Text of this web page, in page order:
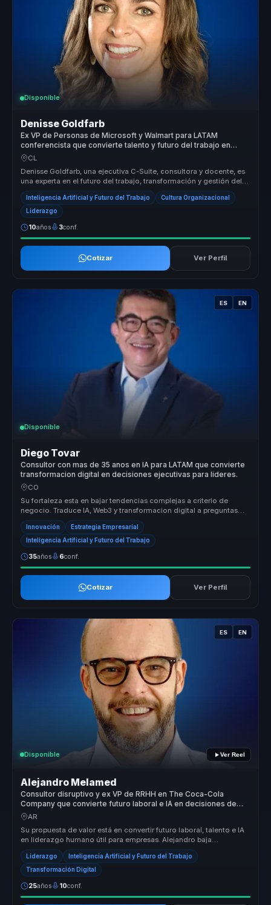
Disponible
Denisse Goldfarb
Ex VP de Personas de Microsoft y Walmart para LATAM
conferencista que convierte talento y futuro del trabajo en
claridad para empresas.
CL
Denisse Goldfarb, una ejecutiva C-Suite, consultora y docente, es
una experta en el futuro del trabajo, transformación y gestión del
tale...
Inteligencia Artificial y Futuro del Trabajo Cultura Organizacional
Liderazgo
10años 3conf.
Cotizar Ver Perfil
ES EN
Disponible
Diego Tovar
Consultor con mas de 35 anos en IA para LATAM que convierte
transformacion digital en decisiones ejecutivas para lideres.
CO
Su fortaleza esta en bajar tendencias complejas a criterio de
negocio. Traduce IA, Web3 y transformacion digital a preguntas
concretas so...
Innovación Estrategia Empresarial
Inteligencia Artificial y Futuro del Trabajo
35años 6conf.
Cotizar Ver Perfil
ES EN
Disponible Ver Reel
Alejandro Melamed
Consultor disruptivo y ex VP de RRHH en The Coca-Cola
Company que convierte futuro laboral e IA en decisiones de
negocio.
AR
Su propuesta de valor está en convertir futuro laboral, talento e IA
en liderazgo humano útil para empresas. Alejandro baja
tendencias y ...
Liderazgo Inteligencia Artificial y Futuro del Trabajo
Transformación Digital
25años 10conf.